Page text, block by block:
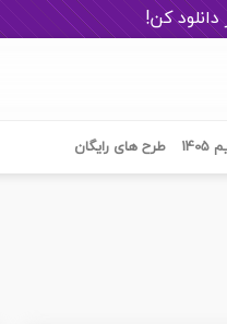
کن!
طرح های رایگان